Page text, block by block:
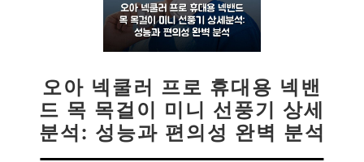
오아 넥쿨러 프로 휴대용 넥밴
드 목 목걸이 미니 선풍기 상세
분석: 성능과 편의성 완벽 분석